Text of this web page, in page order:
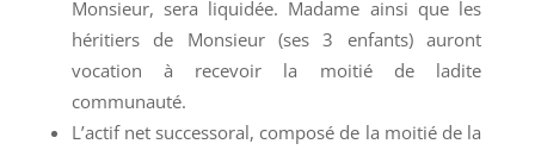
Monsieur, sera liquidée. Madame ainsi que les
héritiers de Monsieur (ses 3 enfants) auront
vocation à recevoir la moitié de ladite
communauté.
L’actif net successoral, composé de la moitié de la